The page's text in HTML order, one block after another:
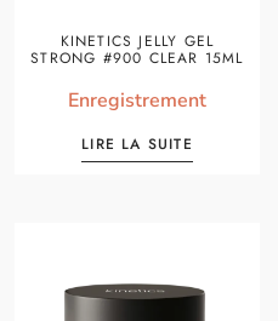
KINETICS JELLY GEL
STRONG #900 CLEAR 15ML
Enregistrement
LIRE LA SUITE